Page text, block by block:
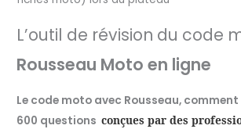
L’outil de révision du code
Rousseau Moto en ligne
Le code moto avec Rousseau,
600 questionsconçues par des